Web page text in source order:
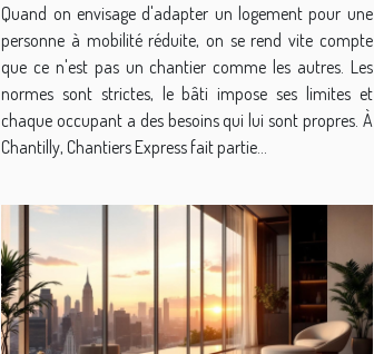
Quand on envisage d'adapter un logement pour une
personne à mobilité réduite, on se rend vite compte
que ce n'est pas un chantier comme les autres. Les
normes sont strictes, le bâti impose ses limites et
chaque occupant a des besoins qui lui sont propres. À
Chantilly, Chantiers Express fait partie...